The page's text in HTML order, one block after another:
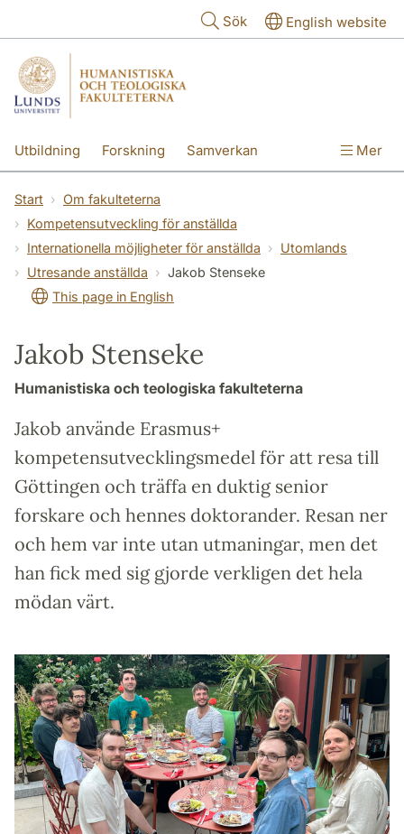
Sök English website
Utbildning Forskning Samverkan Mer
Start
Om fakulteterna
Kompetensutveckling för anställda
Internationella möjligheter för anställda
Utomlands
Utresande anställda
Jakob Stenseke
This page in English
Jakob Stenseke
Humanistiska och teologiska fakulteterna
Jakob använde Erasmus+
kompetensutvecklingsmedel för att resa till
Göttingen och träffa en duktig senior
forskare och hennes doktorander. Resan ner
och hem var inte utan utmaningar, men det
han fick med sig gjorde verkligen det hela
mödan värt.